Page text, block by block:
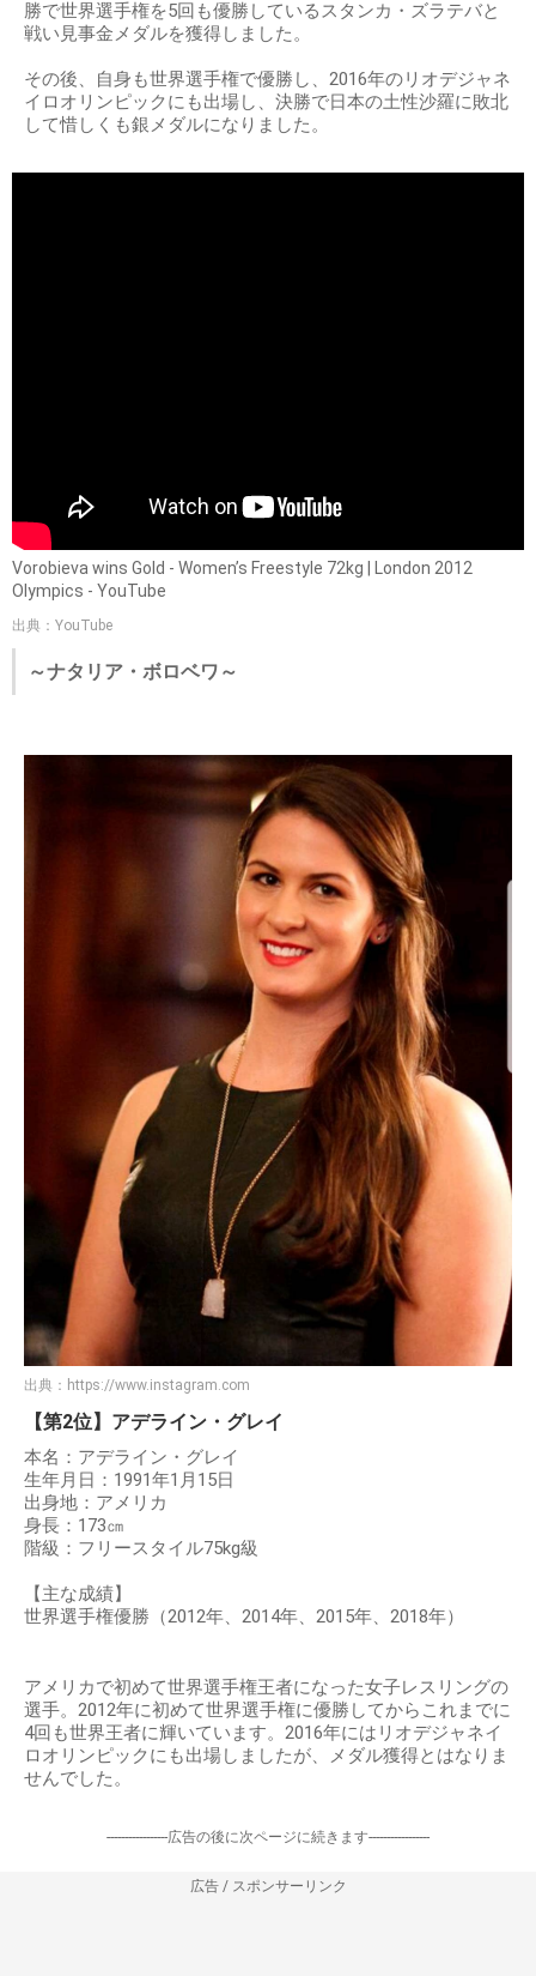
勝で世界選手権を5回も優勝しているスタンカ・ズラテバと
戦い見事金メダルを獲得しました。
その後、自身も世界選手権で優勝し、2016年のリオデジャネ
イロオリンピックにも出場し、決勝で日本の土性沙羅に敗北
して惜しくも銀メダルになりました。
Vorobieva wins Gold - Women’s Freestyle 72kg | London 2012
Olympics - YouTube
出典：YouTube
～ナタリア・ボロベワ～
出典： https://www.instagram.com
【第2位】アデライン・グレイ
本名：アデライン・グレイ
生年月日：1991年1月15日
出身地：アメリカ
身長：173㎝
階級：フリースタイル75kg級
【主な成績】
世界選手権優勝（2012年、2014年、2015年、2018年）
アメリカで初めて世界選手権王者になった女子レスリングの
選手。2012年に初めて世界選手権に優勝してからこれまでに
4回も世界王者に輝いています。2016年にはリオデジャネイ
ロオリンピックにも出場しましたが、メダル獲得とはなりま
せんでした。
-----------------広告の後に次ページに続きます-----------------
広告 / スポンサーリンク